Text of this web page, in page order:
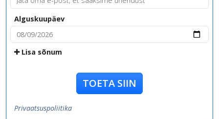
Alguskuupäev
Lisa sõnum
TOETA SIIN
Privaatsuspoliitika